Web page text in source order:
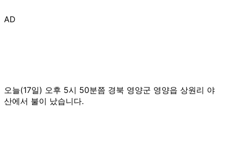
AD
오늘(17일) 오후 5시 50분쯤 경북 영양군 영양읍 상원리 야
산에서 불이 났습니다.